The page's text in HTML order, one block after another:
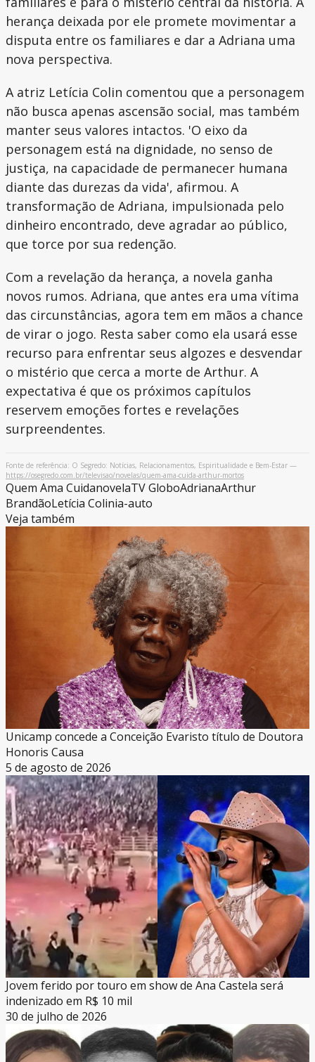
herança deixada por ele promete movimentar a
disputa entre os familiares e dar a Adriana uma
nova perspectiva.
A atriz Letícia Colin comentou que a personagem
não busca apenas ascensão social, mas também
manter seus valores intactos. 'O eixo da
personagem está na dignidade, no senso de
justiça, na capacidade de permanecer humana
diante das durezas da vida', afirmou. A
transformação de Adriana, impulsionada pelo
dinheiro encontrado, deve agradar ao público,
que torce por sua redenção.
Com a revelação da herança, a novela ganha
novos rumos. Adriana, que antes era uma vítima
das circunstâncias, agora tem em mãos a chance
de virar o jogo. Resta saber como ela usará esse
recurso para enfrentar seus algozes e desvendar
o mistério que cerca a morte de Arthur. A
expectativa é que os próximos capítulos
reservem emoções fortes e revelações
surpreendentes.
Fonte de referência: O Segredo: Notícias, Relacionamentos, Espiritualidade e Bem-Estar —
https://osegredo.com.br/televisao/novelas/quem-ama-cuida-arthur-mortos
Quem Ama CuidanovelaTV GloboAdrianaArthur
BrandãoLetícia Colinia-auto
Veja também
Unicamp concede a Conceição Evaristo título de Doutora
Honoris Causa
5 de agosto de 2026
Jovem ferido por touro em show de Ana Castela será
indenizado em R$ 10 mil
30 de julho de 2026